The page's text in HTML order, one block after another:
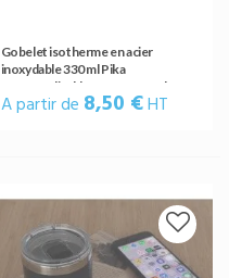
Gobelet isotherme en acier
inoxydable 330 ml Pika
personnalisable avec couvercle
coulissant
A partir de 8,50 €HT